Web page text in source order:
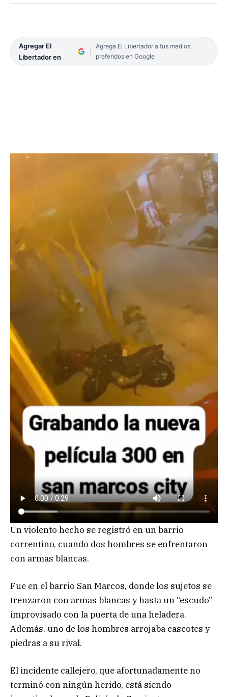
Agregar El
Libertador en
Agrega El Libertador a tus medios
preferidos en Google
Un violento hecho se registró en un barrio
correntino, cuando dos hombres se enfrentaron
con armas blancas.
Fue en el barrio San Marcos, donde los sujetos se
trenzaron con armas blancas y hasta un “escudo”
improvisado con la puerta de una heladera.
Además, uno de los hombres arrojaba cascotes y
piedras a su rival.
El incidente callejero, que afortunadamente no
terminó con ningún herido, está siendo